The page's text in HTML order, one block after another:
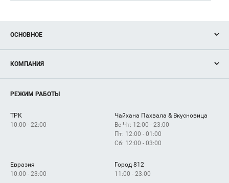
ОСНОВНОЕ
Новости
Магазины
Услуги
КОМПАНИЯ
Рекламодателям
Как добраться
РЕЖИМ РАБОТЫ
ТРК
10:00 - 22:00
Чайхана Пахвала & Вкусновица
Вс-Чт: 12:00 - 23:00
Пт: 12:00 - 01:00
Сб: 12:00 - 03:00
Евразия
10:00 - 23:00
Город 812
11:00 - 23:00